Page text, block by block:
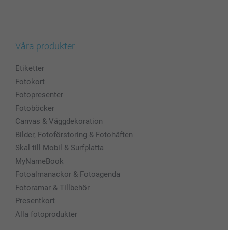
Våra produkter
Etiketter
Fotokort
Fotopresenter
Fotoböcker
Canvas & Väggdekoration
Bilder, Fotoförstoring & Fotohäften
Skal till Mobil & Surfplatta
MyNameBook
Fotoalmanackor & Fotoagenda
Fotoramar & Tillbehör
Presentkort
Alla fotoprodukter